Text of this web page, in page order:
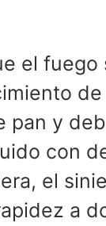
el fuego
de
pan y
con
el
a